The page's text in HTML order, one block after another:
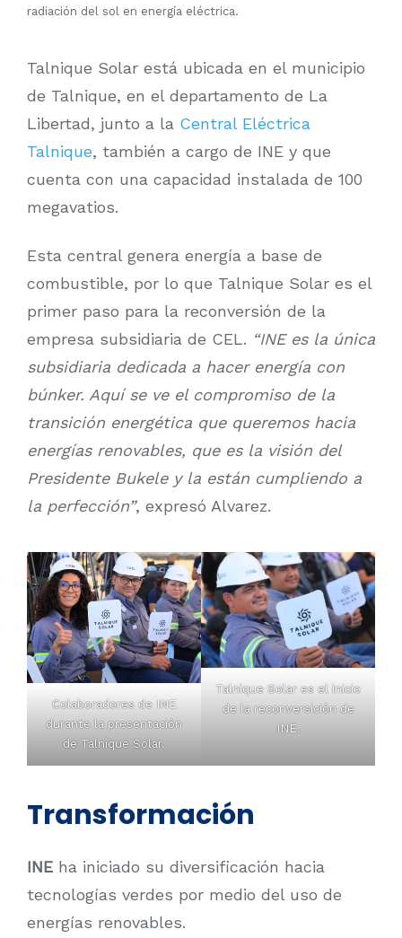
radiación del sol en energía eléctrica.
Talnique Solar está ubicada en el municipio
de Talnique, en el departamento de La
Libertad, junto a la Central Eléctrica
Talnique, también a cargo de INE y que
cuenta con una capacidad instalada de 100
megavatios.
Esta central genera energía a base de
combustible, por lo que Talnique Solar es el
primer paso para la reconversión de la
empresa subsidiaria de CEL. “INE es la única
subsidiaria dedicada a hacer energía con
búnker. Aquí se ve el compromiso de la
transición energética que queremos hacia
energías renovables, que es la visión del
Presidente Bukele y la están cumpliendo a
la perfección”, expresó Alvarez.
Colaboradores de INE
durante la presentación
de Talnique Solar.
Talnique Solar es el inicio
de la reconversición de
INE.
Transformación
INE ha iniciado su diversificación hacia
tecnologías verdes por medio del uso de
energías renovables.